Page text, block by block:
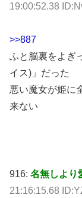
19:00:52.38
>>887
ふと脳裏をよぎ
イス)」だった
悪い魔女が姫に
来ない
916: 名無しより
21:16:15.68